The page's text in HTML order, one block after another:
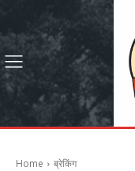
Home ब्रेकिंग